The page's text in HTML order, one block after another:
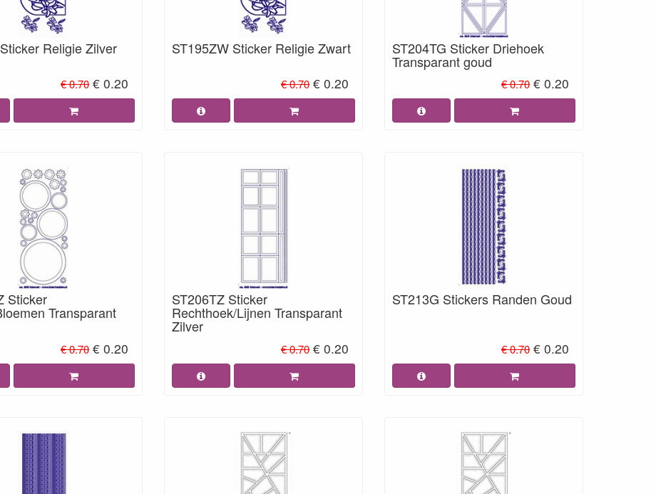
Religie Zilver
€ 0.70 € 0.20
ST195ZW Sticker Religie Zwart
€ 0.70 € 0.20
ST204TG Sticker Driehoek
Transparant goud
€ 0.70 € 0.20
Sticker
Transparant
€ 0.70 € 0.20
ST206TZ Sticker
Rechthoek/Lijnen Transparant
Zilver
€ 0.70 € 0.20
ST213G Stickers Randen Goud
€ 0.70 € 0.20